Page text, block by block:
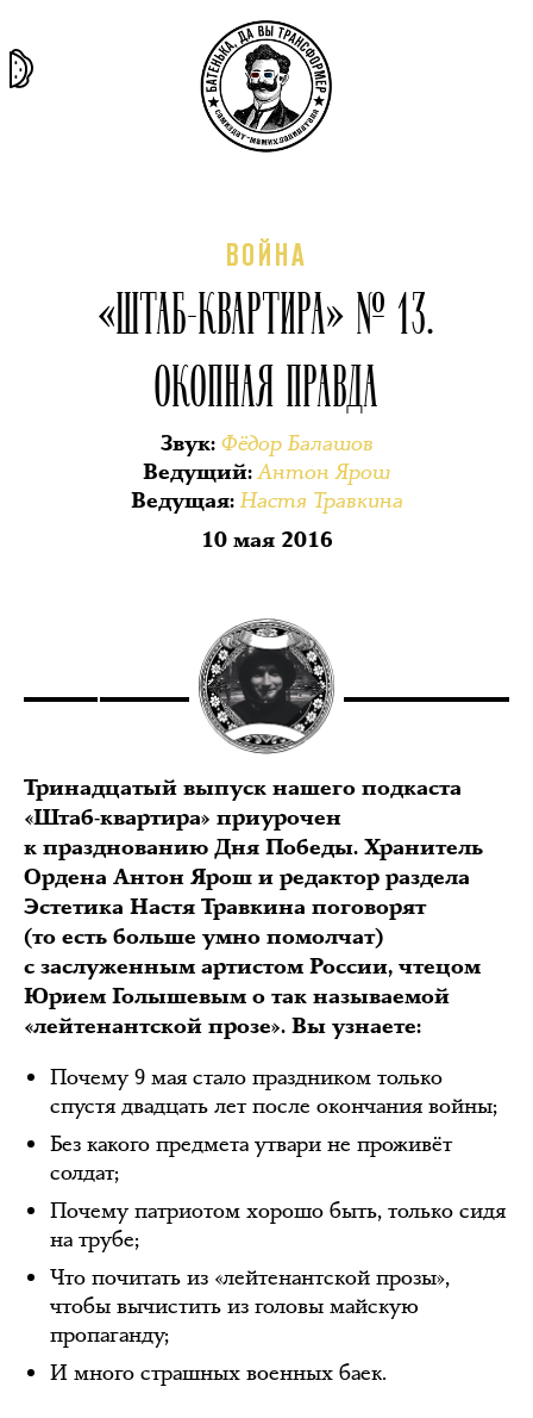
ВОЙНА
«ШТАБ-КВАРТИРА» № 13.
ОКОПНАЯ ПРАВДА
Звук: Фёдор Балашов
Ведущий:Антон Ярош
Ведущая:Настя Травкина
10 мая 2016
Тринадцатый выпуск нашего подкаста
«Штаб-квартира» приурочен
к празднованию Дня Победы. Хранитель
Ордена Антон Ярош и редактор раздела
Эстетика Настя Травкина поговорят
(то есть больше умно помолчат)
с заслуженным артистом России, чтецом
Юрием Голышевым о так называемой
«лейтенантской прозе». Вы узнаете:
Почему 9 мая стало праздником только
спустя двадцать лет после окончания войны;
Без какого предмета утвари не проживёт
солдат;
Почему патриотом хорошо быть, только сидя
на трубе;
Что почитать из «лейтенантской прозы»,
чтобы вычистить из головы майскую
пропаганду;
И много страшных военных баек.